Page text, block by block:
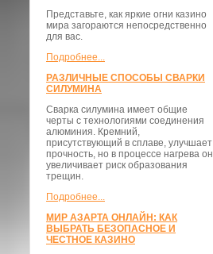
Представьте, как яркие огни казино
мира загораются непосредственно
для вас.
Подробнее...
РАЗЛИЧНЫЕ СПОСОБЫ СВАРКИ
СИЛУМИНА
Сварка силумина имеет общие
черты с технологиями соединения
алюминия. Кремний,
присутствующий в сплаве, улучшает
прочность, но в процессе нагрева он
увеличивает риск образования
трещин.
Подробнее...
МИР АЗАРТА ОНЛАЙН: КАК
ВЫБРАТЬ БЕЗОПАСНОЕ И
ЧЕСТНОЕ КАЗИНО